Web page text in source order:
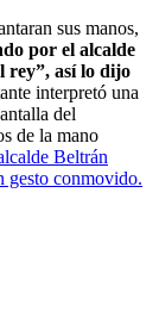
sus manos,
por el alcalde
rey”, así lo dijo
interpretó una
del
de la mano
Beltrán
gesto conmovido.